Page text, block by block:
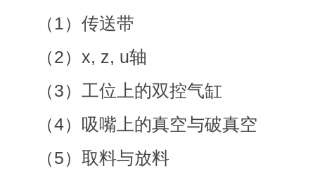
（1）传送带
（2）x, z, u轴
（3）工位上的双控气缸
（4）吸嘴上的真空与破真空
（5）取料与放料